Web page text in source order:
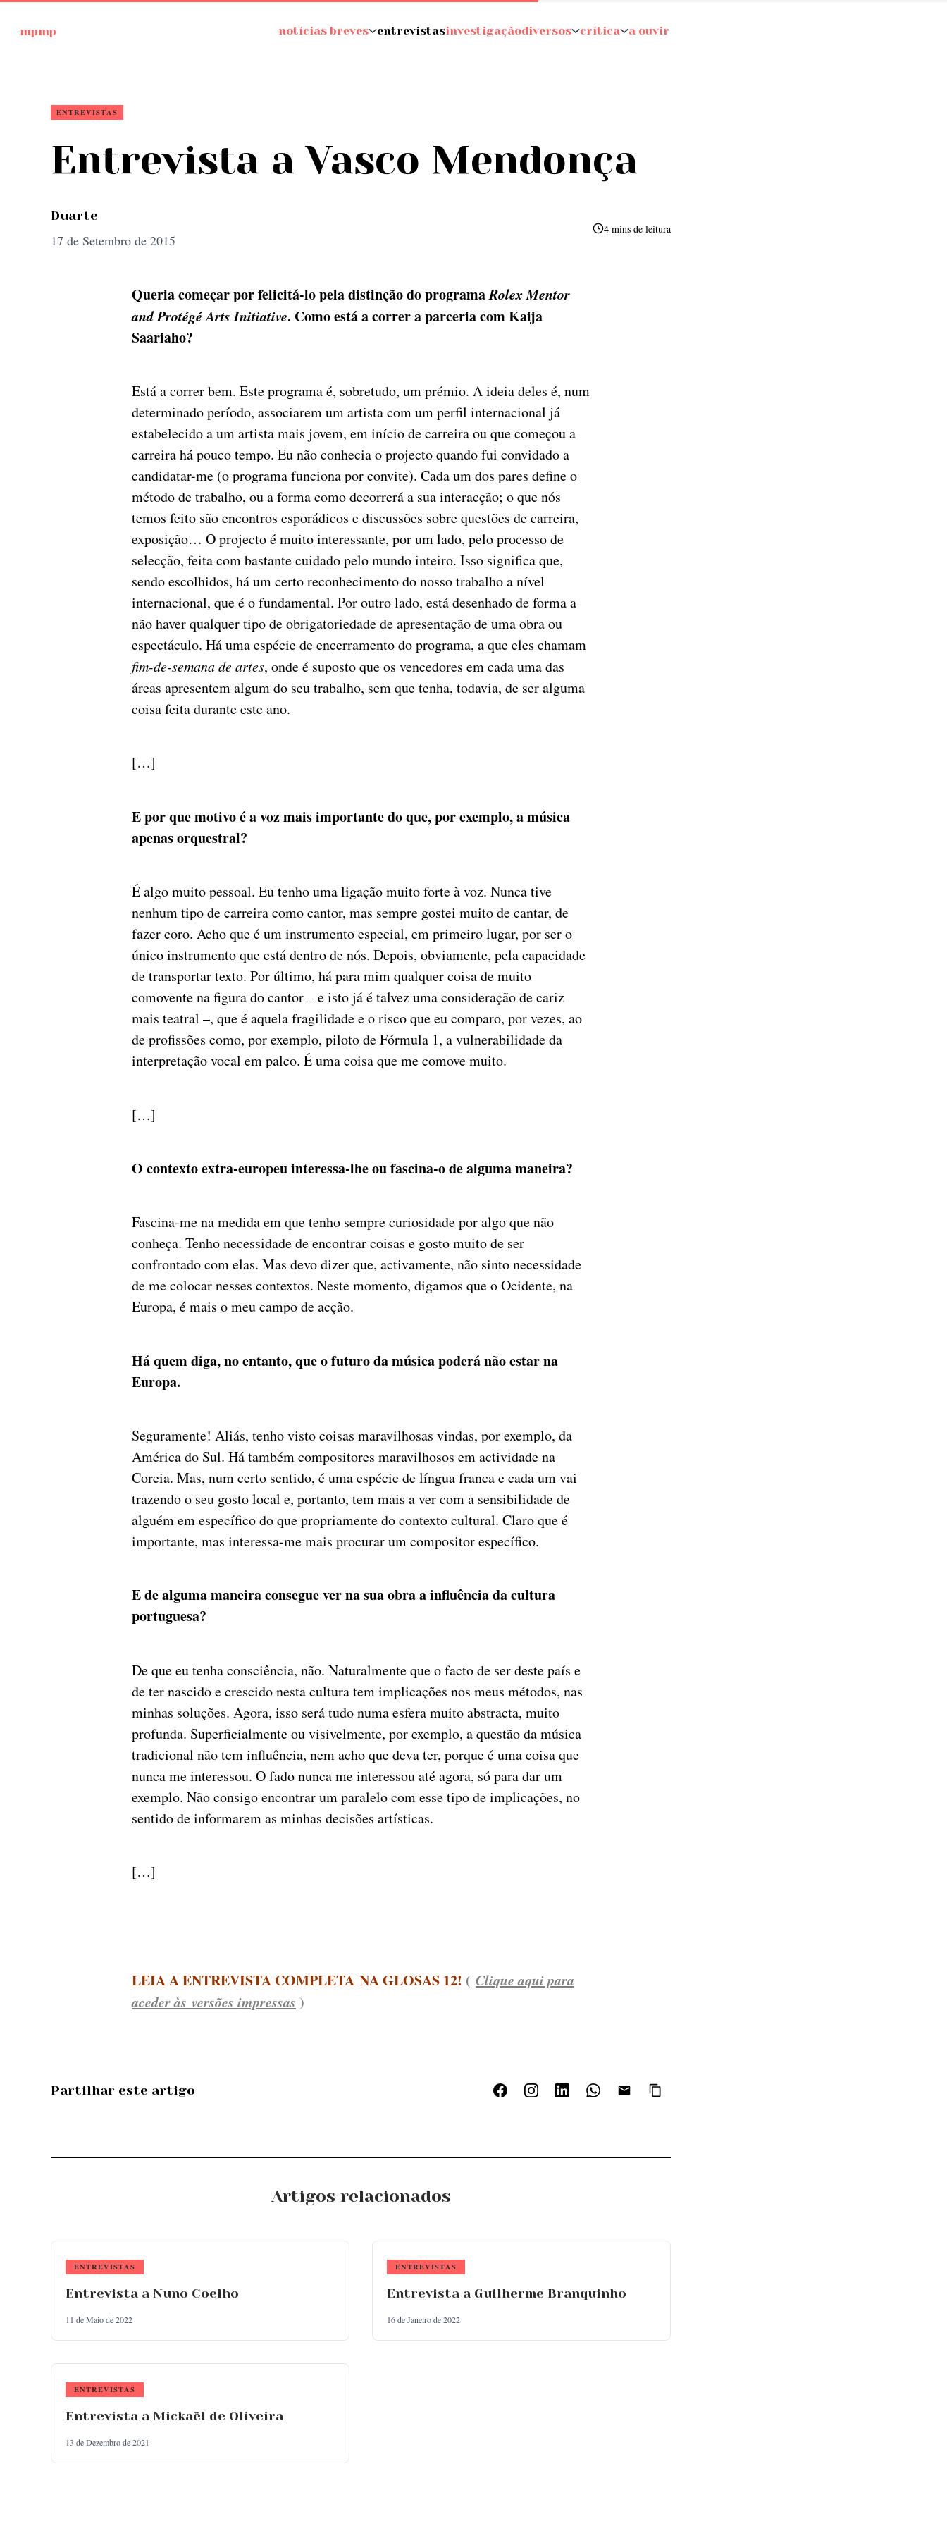
para
mpmp notícias breves entrevistasinvestigaçãodiversos crítica a ouvir
ENTREVISTAS
Entrevista a Vasco Mendonça
Duarte
17 de Setembro de 2015
4 mins de leitura
Queria começar por felicitá-lo pela distinção do programaRolex Mentor
and Protégé Arts Initiative. Como está a correr a parceria com Kaija
Saariaho?
Está a correr bem. Este programa é, sobretudo, um prémio. A ideia deles é, num
determinado período, associarem um artista com um perfil internacional já
estabelecido a um artista mais jovem, em início de carreira ou que começou a
carreira há pouco tempo. Eu não conhecia o projecto quando fui convidado a
candidatar-me (o programa funciona por convite). Cada um dos pares define o
método de trabalho, ou a forma como decorrerá a sua interacção; o que nós
temos feito são encontros esporádicos e discussões sobre questões de carreira,
exposição… O projecto é muito interessante, por um lado, pelo processo de
selecção, feita com bastante cuidado pelo mundo inteiro. Isso significa que,
sendo escolhidos, há um certo reconhecimento do nosso trabalho a nível
internacional, que é o fundamental. Por outro lado, está desenhado de forma a
não haver qualquer tipo de obrigatoriedade de apresentação de uma obra ou
espectáculo. Há uma espécie de encerramento do programa, a que eles chamam
fim-de-semana de artes, onde é suposto que os vencedores em cada uma das
áreas apresentem algum do seu trabalho, sem que tenha, todavia, de ser alguma
coisa feita durante este ano.
[…]
E por que motivo é a voz mais importante do que, por exemplo, a música
apenas orquestral?
É algo muito pessoal. Eu tenho uma ligação muito forte à voz. Nunca tive
nenhum tipo de carreira como cantor, mas sempre gostei muito de cantar, de
fazer coro. Acho que é um instrumento especial, em primeiro lugar, por ser o
único instrumento que está dentro de nós. Depois, obviamente, pela capacidade
de transportar texto. Por último, há para mim qualquer coisa de muito
comovente na figura do cantor – e isto já é talvez uma consideração de cariz
mais teatral –, que é aquela fragilidade e o risco que eu comparo, por vezes, ao
de profissões como, por exemplo, piloto de Fórmula 1, a vulnerabilidade da
interpretação vocal em palco. É uma coisa que me comove muito.
[…]
O contexto extra-europeu interessa-lhe ou fascina-o de alguma maneira?
Fascina-me na medida em que tenho sempre curiosidade por algo que não
conheça. Tenho necessidade de encontrar coisas e gosto muito de ser
confrontado com elas. Mas devo dizer que, activamente, não sinto necessidade
de me colocar nesses contextos. Neste momento, digamos que o Ocidente, na
Europa, é mais o meu campo de acção.
Há quem diga, no entanto, que o futuro da música poderá não estar na
Europa.
Seguramente! Aliás, tenho visto coisas maravilhosas vindas, por exemplo, da
América do Sul. Há também compositores maravilhosos em actividade na
Coreia. Mas, num certo sentido, é uma espécie de língua franca e cada um vai
trazendo o seu gosto local e, portanto, tem mais a ver com a sensibilidade de
alguém em específico do que propriamente do contexto cultural. Claro que é
importante, mas interessa-me mais procurar um compositor específico.
E de alguma maneira consegue ver na sua obra a influência da cultura
portuguesa?
De que eu tenha consciência, não. Naturalmente que o facto de ser deste país e
de ter nascido e crescido nesta cultura tem implicações nos meus métodos, nas
minhas soluções. Agora, isso será tudo numa esfera muito abstracta, muito
profunda. Superficialmente ou visivelmente, por exemplo, a questão da música
tradicional não tem influência, nem acho que deva ter, porque é uma coisa que
nunca me interessou. O fado nunca me interessou até agora, só para dar um
exemplo. Não consigo encontrar um paralelo com esse tipo de implicações, no
sentido de informarem as minhas decisões artísticas.
[…]
LEIA A ENTREVISTA COMPLETA NA GLOSAS 12! ( Clique aqui para
aceder às versões impressas )
Partilhar este artigo
Artigos relacionados
ENTREVISTAS
Entrevista a Nuno Coelho
11 de Maio de 2022
ENTREVISTAS
Entrevista a Guilherme Branquinho
16 de Janeiro de 2022
ENTREVISTAS
Entrevista a Mickaël de Oliveira
13 de Dezembro de 2021